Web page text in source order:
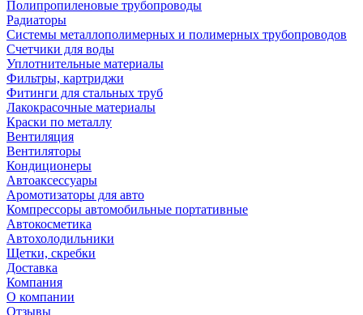
Полипропиленовые трубопроводы
Радиаторы
Системы металлополимерных и полимерных трубопроводов
Счетчики для воды
Уплотнительные материалы
Фильтры, картриджи
Фитинги для стальных труб
Лакокрасочные материалы
Краски по металлу
Вентиляция
Вентиляторы
Кондиционеры
Автоаксессуары
Аромотизаторы для авто
Компрессоры автомобильные портативные
Автокосметика
Автохолодильники
Щетки, скребки
Доставка
Компания
О компании
Отзывы